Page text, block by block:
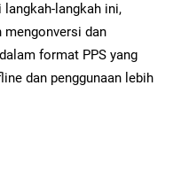
langkah ini,
mengonversi dan
format PPS yang
dan penggunaan lebih